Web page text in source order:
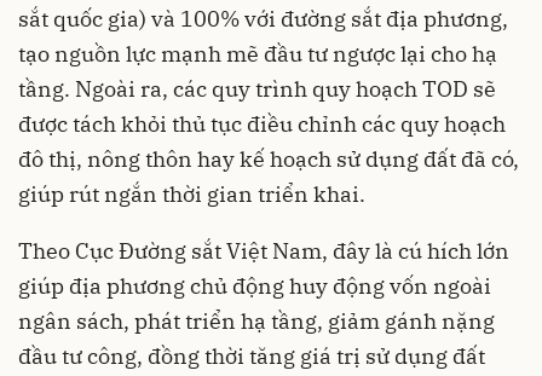
sắt quốc gia) và 100% với đường sắt địa phương,
tạo nguồn lực mạnh mẽ đầu tư ngược lại cho hạ
tầng. Ngoài ra, các quy trình quy hoạch TOD sẽ
được tách khỏi thủ tục điều chỉnh các quy hoạch
đô thị, nông thôn hay kế hoạch sử dụng đất đã có,
giúp rút ngắn thời gian triển khai.
Theo Cục Đường sắt Việt Nam, đây là cú hích lớn
giúp địa phương chủ động huy động vốn ngoài
ngân sách, phát triển hạ tầng, giảm gánh nặng
đầu tư công, đồng thời tăng giá trị sử dụng đất